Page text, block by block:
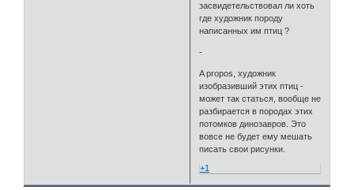
засвидетельствовал ли хоть
где художник породу
написанных им птиц ?
-
A propos, художник
изобразивший этих птиц -
может так статься, вообще не
разбирается в породах этих
потомков динозавров. Это
вовсе не будет ему мешать
писать свои рисунки.
+1